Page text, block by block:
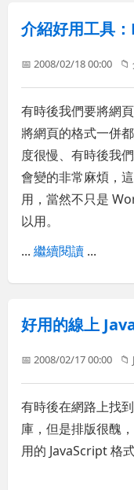
介紹好用工具
📅 2008/02/18 00:00 📁
有時後我們要將網
將網頁的格式一併
度很慢、有時後我
會變的非常麻煩，
用，當然不只是
以用。
...繼續閱讀 ...
好用的線上
📅 2008/02/17 00:00 📁
有時後在網路上找
庫，但是排版很醜
用的 JavaScript 格